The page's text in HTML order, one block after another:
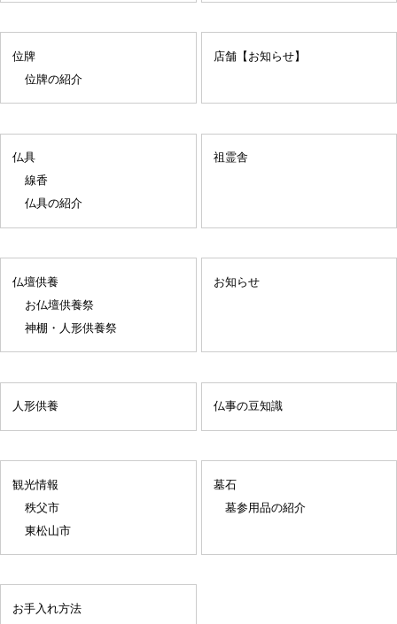
位牌
位牌の紹介
店舗【お知らせ】
仏具
線香
仏具の紹介
祖霊舎
仏壇供養
お仏壇供養祭
神棚・人形供養祭
お知らせ
人形供養 仏事の豆知識
観光情報
秩父市
東松山市
墓石
墓参用品の紹介
お手入れ方法